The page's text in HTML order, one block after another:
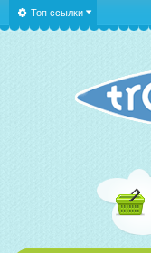
Топ ссылки